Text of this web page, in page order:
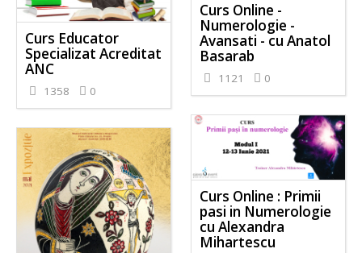
Curs Online -
Numerologie -
Avansati - cu Anatol
Basarab
1121 0
Curs Educator
Specializat Acreditat
ANC
1358 0
Curs Online : Primii
pasi in Numerologie
cu Alexandra
Mihartescu